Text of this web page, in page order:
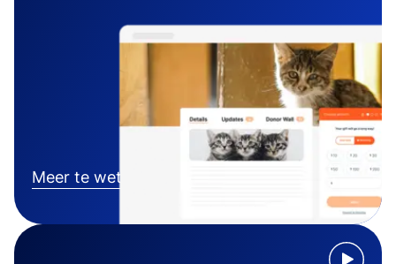
Meer te weten komen